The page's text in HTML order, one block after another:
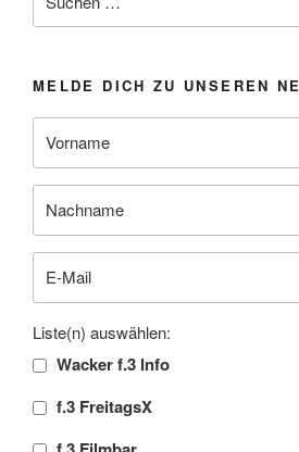
nach:
MELDE DICH ZU UNSEREN
Liste(n) auswählen:
Wacker f.3 Info
f.3 FreitagsX